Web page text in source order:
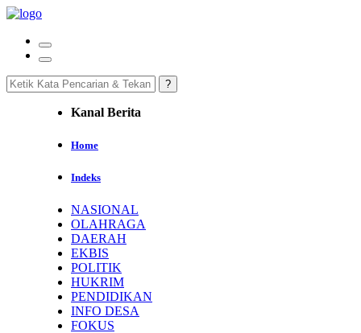
Kanal Berita
Home
Indeks
NASIONAL
OLAHRAGA
DAERAH
EKBIS
POLITIK
HUKRIM
PENDIDIKAN
INFO DESA
FOKUS